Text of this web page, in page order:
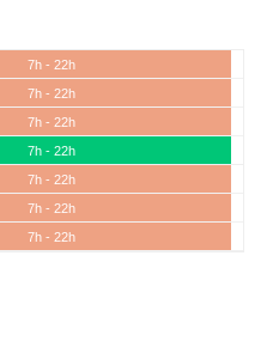
7h - 22h
7h - 22h
7h - 22h
7h - 22h
7h - 22h
7h - 22h
7h - 22h